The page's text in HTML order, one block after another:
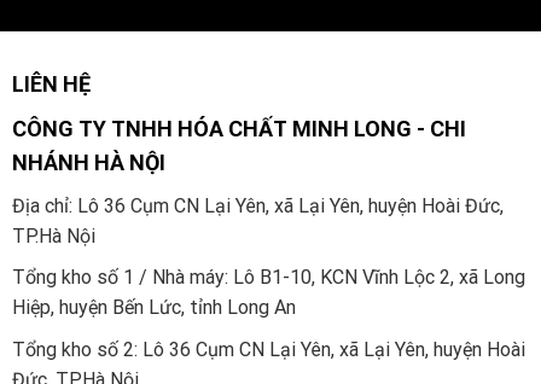
LIÊN HỆ
CÔNG TY TNHH HÓA CHẤT MINH LONG - CHI
NHÁNH HÀ NỘI
Địa chỉ: Lô 36 Cụm CN Lại Yên, xã Lại Yên, huyện Hoài Đức,
TP.Hà Nội
Tổng kho số 1 / Nhà máy: Lô B1-10, KCN Vĩnh Lộc 2, xã Long
Hiệp, huyện Bến Lức, tỉnh Long An
Tổng kho số 2: Lô 36 Cụm CN Lại Yên, xã Lại Yên, huyện Hoài